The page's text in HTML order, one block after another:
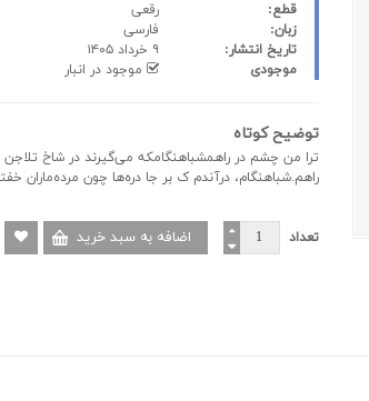
قطع:
رقعی
زبان:
فارسی
تاریخ انتشار:
موجودی
موجود در انبار
توضیح کوتاه
ترا من چشم در راهمشباهنگامکه می‌گیرند در شاخ
راهم.شباهنگام، درآندم ک بر جا دره‌ها چون مرده‌ماران
تعداد